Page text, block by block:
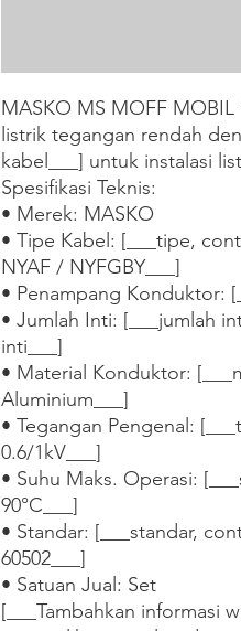
MASKO MS MOFF MOBIL
listrik tegangan rendah
kabel___] untuk instalasi
Spesifikasi Teknis:
• Merek: MASKO
• Tipe Kabel: [___tipe,
NYAF / NYFGBY___]
• Penampang Konduktor:
• Jumlah Inti: [___jumlah
inti___]
• Material Konduktor:
Aluminium___]
• Tegangan Pengenal:
0.6/1kV___]
• Suhu Maks. Operasi:
90°C___]
• Standar: [___standar,
60502___]
• Satuan Jual: Set
[___Tambahkan informasi